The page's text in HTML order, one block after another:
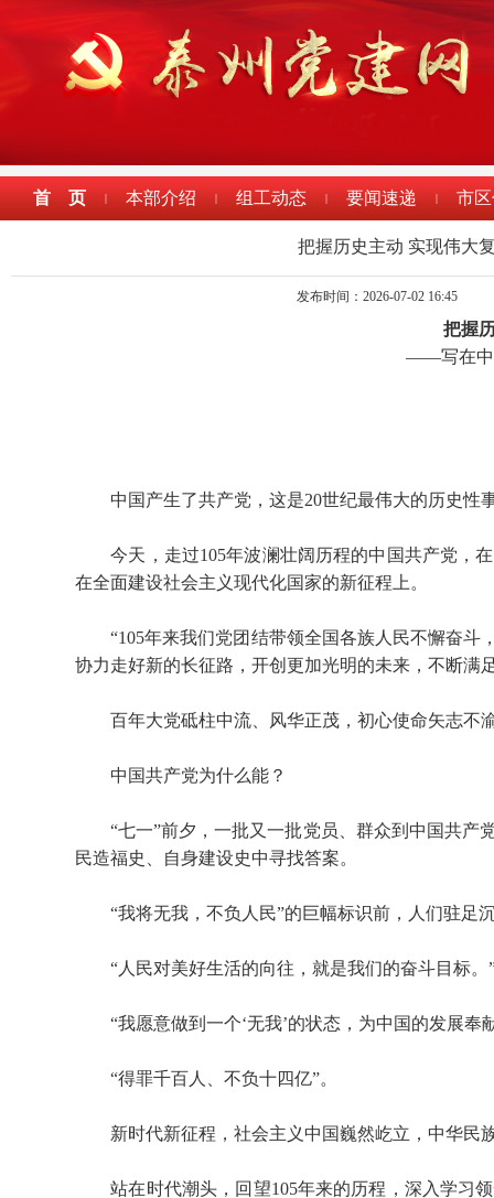
首 页 | 本部介绍 | 组工动态 | 要闻速递 | 市
把握历史主动 实现伟大
发布时间：2026-07-02 16:45
把握
——写在中
中国产生了共产党，这是20世纪最伟大的历史性
今天，走过105年波澜壮阔历程的中国共产党，在
在全面建设社会主义现代化国家的新征程上。
“105年来我们党团结带领全国各族人民不懈奋斗
协力走好新的长征路，开创更加光明的未来，不断满
百年大党砥柱中流、风华正茂，初心使命矢志不
中国共产党为什么能？
“七一”前夕，一批又一批党员、群众到中国共产
民造福史、自身建设史中寻找答案。
“我将无我，不负人民”的巨幅标识前，人们驻足
“人民对美好生活的向往，就是我们的奋斗目标。
“我愿意做到一个‘无我’的状态，为中国的发展奉
“得罪千百人、不负十四亿”。
新时代新征程，社会主义中国巍然屹立，中华民
站在时代潮头，回望105年来的历程，深入学习领